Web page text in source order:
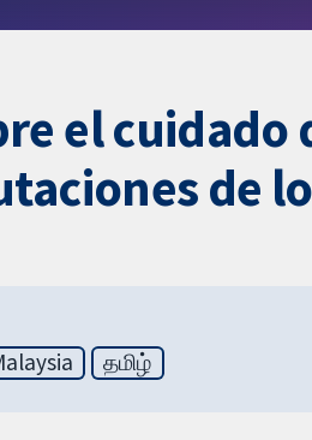
el cuidado
de
தமிழ்